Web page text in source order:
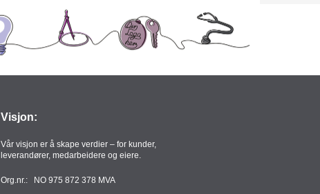
Visjon:
Vår visjon er å skape verdier – for kunder,
leverandører, medarbeidere og eiere.
Org.nr.: NO 975 872 378 MVA